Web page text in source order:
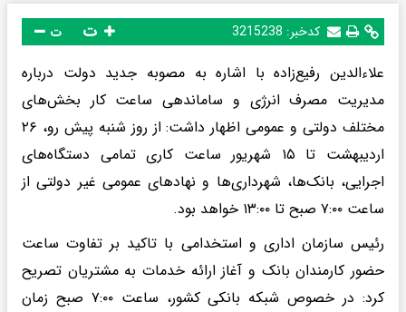
کدخبر: 3215238 ت
علاءالدین رفیع‌زاده با اشاره به مصوبه جدید دولت درباره
مدیریت مصرف انرژی و ساماندهی ساعت کار بخش‌های
مختلف دولتی و عمومی اظهار داشت: از روز شنبه پیش رو، ۲۶
اردیبهشت‌ تا ۱۵ شهریور ساعت کاری تمامی دستگاه‌های
اجرایی، بانک‌ها، شهرداری‌ها و نهادهای عمومی غیر دولتی از
ساعت ۷:۰۰ صبح تا ۱۳:۰۰ خواهد بود.
رئیس سازمان اداری و استخدامی با تاکید بر تفاوت ساعت
حضور کارمندان بانک و آغاز ارائه خدمات به مشتریان تصریح
کرد: در خصوص شبکه بانکی کشور، ساعت ۷:۰۰ صبح زمان